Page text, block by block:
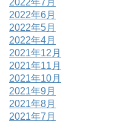
2022年7月
2022年6月
2022年5月
2022年4月
2021年12月
2021年11月
2021年10月
2021年9月
2021年8月
2021年7月